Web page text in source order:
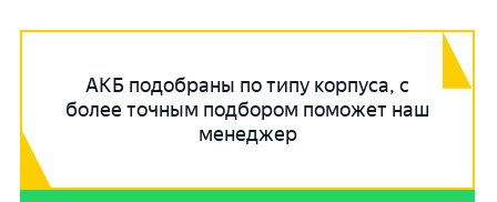
АКБ подобраны по типу корпуса, с
более точным подбором поможет наш
менеджер